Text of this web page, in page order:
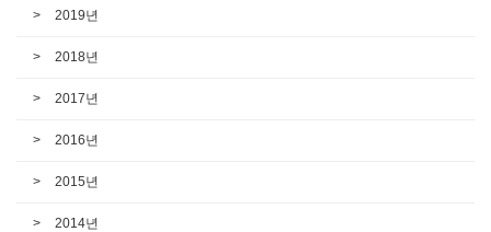
2019년
2018년
2017년
2016년
2015년
2014년